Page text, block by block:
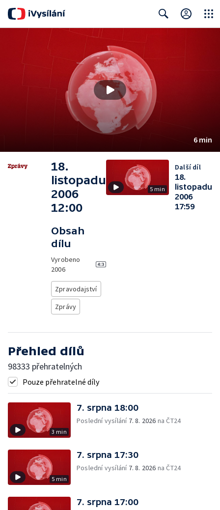
6 min
18.
listopadu
2006
12:00
Obsah
dílu
Vyrobeno
2006
Zpravodajství
Zprávy
5 min
Další díl
18.
listopadu
2006
17:59
Přehled dílů
98333 přehratelných
Pouze přehratelné díly
3 min
7. srpna 18:00
Poslední vysílání 7. 8. 2026 na ČT24
5 min
7. srpna 17:30
Poslední vysílání 7. 8. 2026 na ČT24
7. srpna 17:00